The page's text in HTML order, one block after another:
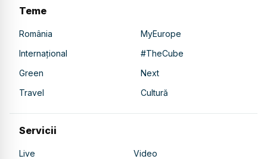
Teme
România
MyEurope
Internațional
#TheCube
Green
Next
Travel
Cultură
Servicii
Live
Video